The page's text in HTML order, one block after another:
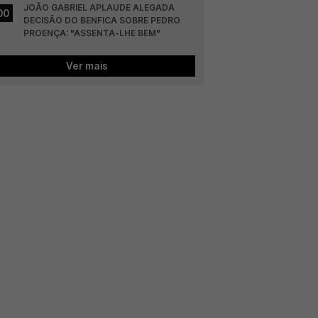
JOÃO GABRIEL APLAUDE ALEGADA
DECISÃO DO BENFICA SOBRE PEDRO
PROENÇA: "ASSENTA-LHE BEM"
Ver mais